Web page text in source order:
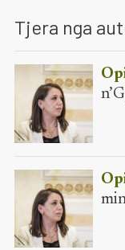
Tjera nga